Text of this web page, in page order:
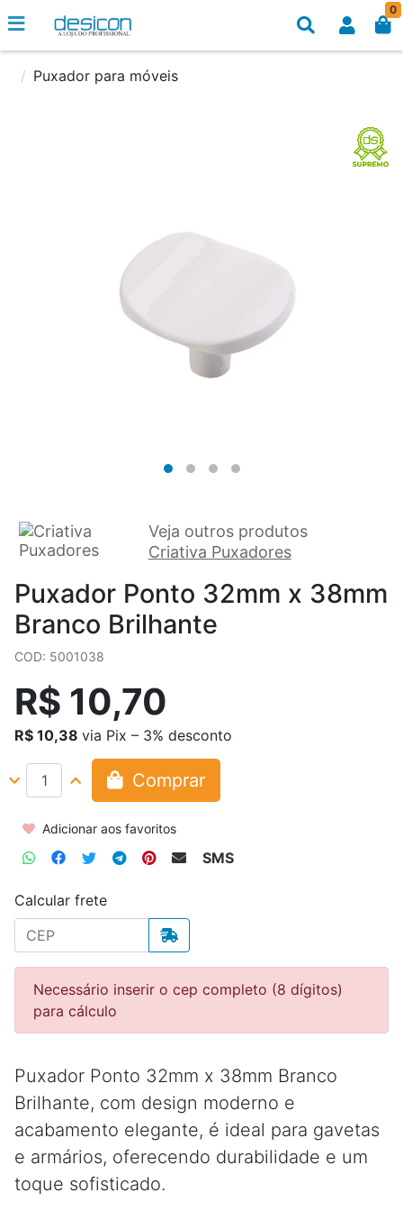
0
Puxador para móveis
Veja outros produtos
Criativa Puxadores
Puxador Ponto 32mm x 38mm
Branco Brilhante
COD: 5001038
R$ 10,70
R$ 10,38 via Pix – 3% desconto
Comprar
Adicionar aos favoritos
SMS
Calcular frete
Necessário inserir o cep completo (8 dígitos)
para cálculo
Puxador Ponto 32mm x 38mm Branco
Brilhante, com design moderno e
acabamento elegante, é ideal para gavetas
e armários, oferecendo durabilidade e um
toque sofisticado.